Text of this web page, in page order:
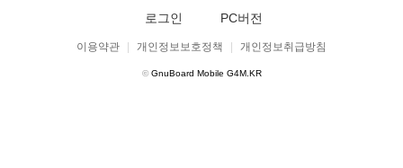
로그인 PC버전
이용약관 | 개인정보보호정책 | 개인정보취급방침
© GnuBoard Mobile G4M.KR